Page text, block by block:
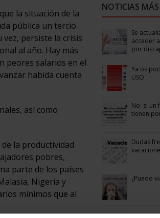
la situación de la
pública un tercio
vez, persiste la crisis
al año. Hay más
peores salarios en el
habida cuenta
así como
la productividad
pobres,
parte de los países
Nigeria y
mínimos que al
NOTICIAS MÁS
Se
acceder
por
Ya os
USO
No: si un
tienen
Dudas
¿Puedo